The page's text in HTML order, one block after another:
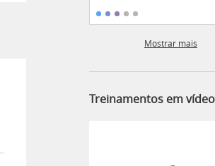
Mostrar mais
Treinamentos em vídeo